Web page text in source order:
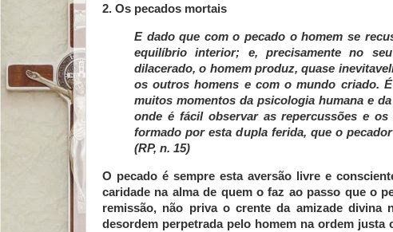
2. Os pecados mortais
E dado que com o pecado o homem se
equilíbrio interior; e, precisamente no
dilacerado, o homem produz, quase
os outros homens e com o mundo criado.
muitos momentos da psicologia humana e
onde é fácil observar as repercussões e
formado por esta dupla ferida, que o
(RP, n. 15)
O pecado é sempre esta aversão livre e
caridade na alma de quem o faz ao passo que o
remissão, não priva o crente da amizade divina
desordem perpetrada pelo homem na ordem